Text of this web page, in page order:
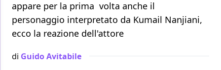
appare per la prima volta anche il
personaggio interpretato da Kumail Nanjiani,
ecco la reazione dell'attore
di Guido Avitabile